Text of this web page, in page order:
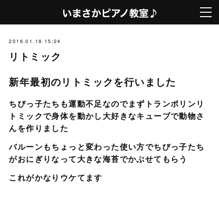
2016.01.18 15:24
リトミック
新年最初のリトミックを行いました
ちびっ子たちも運動不足なのでまずトランポリンリ
トミックで身体を動かし大好きなキューブで動物さ
んを作りました
バルーンもちょっと変わった使い方でちびっ子たち
がおにぎりなって大きな海苔でかぶせてもらう
これがかなりウケてます